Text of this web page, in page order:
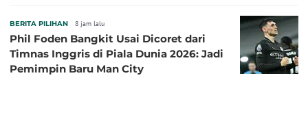
BERITA PILIHAN 8 jam lalu
Phil Foden Bangkit Usai Dicoret dari
Timnas Inggris di Piala Dunia 2026: Jadi
Pemimpin Baru Man City